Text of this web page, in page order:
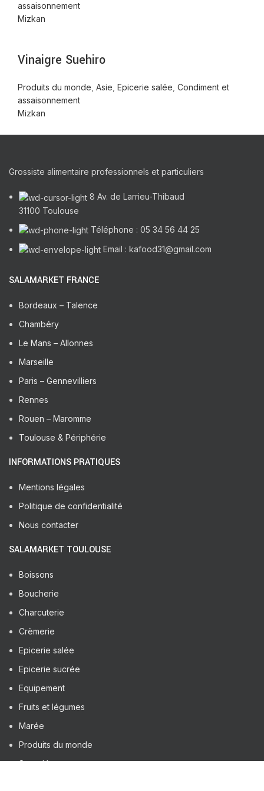
assaisonnement
Mizkan
Vinaigre Suehiro
Produits du monde Asie Epicerie salée Condiment et
assaisonnement
Mizkan
Grossiste alimentaire professionnels et particuliers
8 Av. de Larrieu-Thibaud
31100 Toulouse
Téléphone : 05 34 56 44 25
Email : kafood31@gmail.com
SALAMARKET FRANCE
Bordeaux – Talence
Chambéry
Le Mans – Allonnes
Marseille
Paris – Gennevilliers
Rennes
Rouen – Maromme
Toulouse & Périphérie
INFORMATIONS PRATIQUES
Mentions légales
Politique de confidentialité
Nous contacter
SALAMARKET TOULOUSE
Boissons
Boucherie
Charcuterie
Crèmerie
Epicerie salée
Epicerie sucrée
Equipement
Fruits et légumes
Marée
Produits du monde
Surgelé